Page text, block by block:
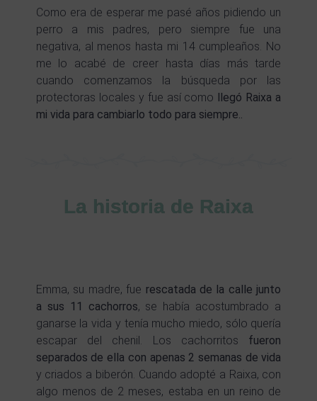
Como era de esperar me pasé años pidiendo un
perro a mis padres, pero siempre fue una
negativa, al menos hasta mi 14 cumpleaños. No
me lo acabé de creer hasta días más tarde
cuando comenzamos la búsqueda por las
protectoras locales y fue así como
llegó Raixa a
mi vida para cambiarlo todo para siempre..
La historia de Raixa
Emma, su madre, fue rescatada de la calle junto
a sus 11 cachorros, se había acostumbrado a
ganarse la vida y tenía mucho miedo, sólo quería
escapar del chenil. Los cachorritos fueron
separados de ella con apenas 2 semanas de vida
y criados a biberón. Cuando adopté a Raixa, con
algo menos de 2 meses, estaba en un reino de